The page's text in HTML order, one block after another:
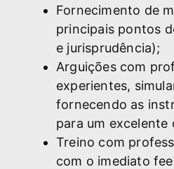
Fornecimento de
principais pontos
e jurisprudência);
Arguições com
experientes,
fornecendo as
para um excelente
Treino com
com o imediato